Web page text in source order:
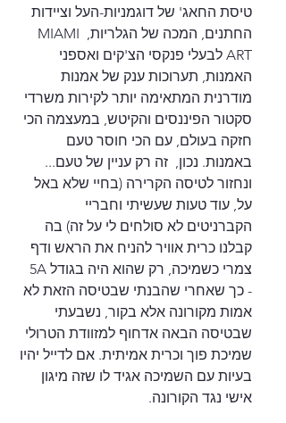
טיסת החאג' של דוגמניות-העל וציידות
החתנים, המכה של הגלריות, MIAMI
ART לבעלי פנקסי הצ'קים ואספני
האמנות, תערוכות ענק של אמנות
מודרנית המתאימה יותר לקירות משרדי
סקטור הפיננסים והקיטש, במעצמה הכי
חזקה בעולם, עם הכי חוסר טעם
באמנות. נכון,  זה רק עניין של טעם...
ונחזור לטיסה הקרירה (בחיי שלא באל
על, עוד טעות שעשיתי וחבריי
הקברניטים לא סולחים לי על זה) בה
קבלנו כרית אוויר להניח את הראש ודף
- כך שאחרי שהבנתי שבטיסה הזאת לא
אמות מקורונה אלא בקור, נשבעתי
שבטיסה הבאה אדחוף למזוודת הטרולי
שמיכת פוך וכרית אמיתית. אם לדייל יהיו
בעיות עם השמיכה אגיד לו שזה מיגון
אישי נגד הקורונה.